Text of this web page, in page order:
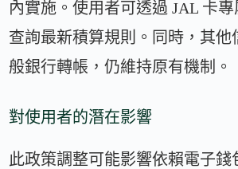
內實施。使用者可透過 JAL 卡
查詢最新積算規則。同時，其他
般銀行轉帳，仍維持原有機制。
對使用者的潛在影響
此政策調整可能影響依賴電子錢